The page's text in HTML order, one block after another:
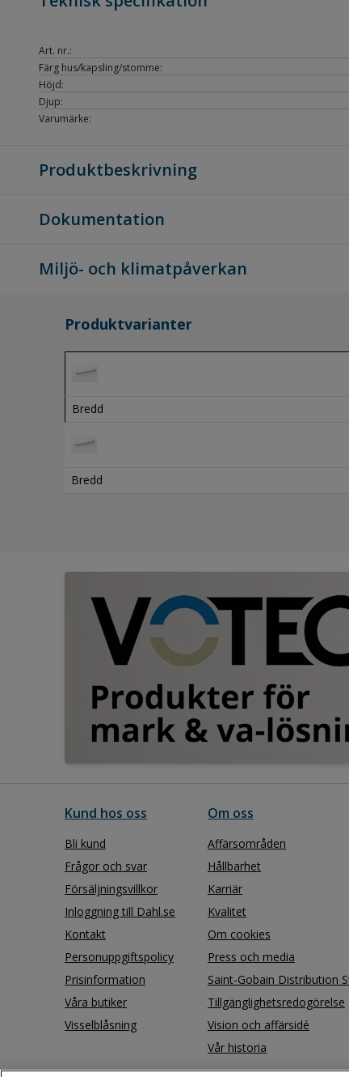
Art. nr.:
Färg hus/kapsling/stomme:
Höjd:
Djup:
Varumärke:
Produktbeskrivning
Dokumentation
Miljö- och klimatpåverkan
Produktvarianter
Bredd
Bredd
Kund hos oss
Bli kund
Frågor och svar
Försäljningsvillkor
Inloggning till Dahl.se
Kontakt
Personuppgiftspolicy
Prisinformation
Våra butiker
Visselblåsning
Om oss
Affärsområden
Hållbarhet
Karriär
Kvalitet
Om cookies
Press och media
Saint-Gobain Distribution
Tillgänglighetsredogörelse
Vision och affärsidé
Vår historia